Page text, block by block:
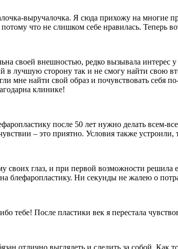
выручалочка. Я сюда прихожу на
что не слишком себе нравилась. Теперь
своей внешностью, редко вызывала
в лучшую сторону так и не смогу найти свою
мне найти свой образ и почувствовать себя
клинике!
после 50 лет нужно делать
– это приятно. Условия также
своих глаз, и при первой возможности решила
блефаропластику. Ни секунды не жалею о
тебе! После пластики век я перестала
отлично выглядеть и следить за собой.